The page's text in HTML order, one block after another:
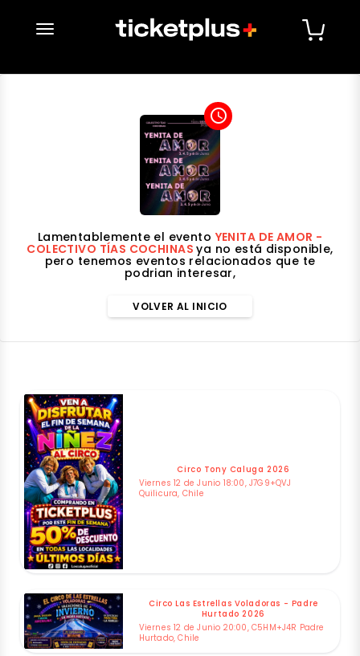
desplegar navegación
access_time
Lamentablemente el evento YENITA DE AMOR -
COLECTIVO TÍAS COCHINASya no está disponible,
pero tenemos eventos relacionados que te
podrian interesar,
VOLVER AL INICIO
Circo Tony Caluga 2026
Viernes 12 de Junio 18:00, J7G9+QVJ
Quilicura, Chile
Circo Las Estrellas Voladoras - Padre
Hurtado 2026
Viernes 12 de Junio 20:00, C5HM+J4R Padre
Hurtado, Chile